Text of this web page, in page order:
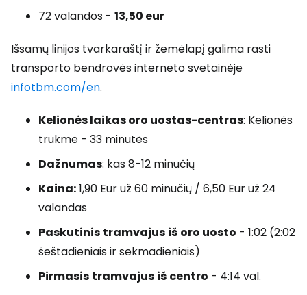
72 valandos - 13,50 eur
Išsamų linijos tvarkaraštį ir žemėlapį galima rasti
transporto bendrovės interneto svetainėje
infotbm.com/en.
Kelionės laikas oro uostas-centras: Kelionės
trukmė - 33 minutės
Dažnumas: kas 8-12 minučių
Kaina:1,90 Eur už 60 minučių / 6,50 Eur už 24
valandas
Paskutinis tramvajus iš oro uosto - 1:02 (2:02
šeštadieniais ir sekmadieniais)
Pirmasis tramvajus iš centro - 4:14 val.